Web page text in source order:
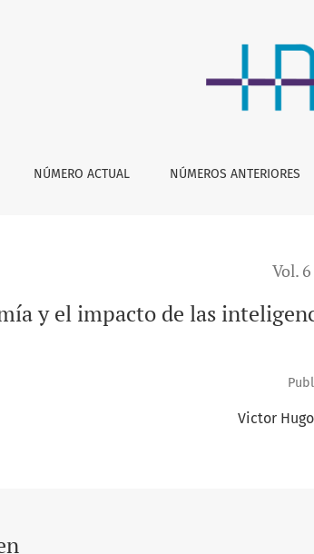
de las inteligencias artificiales en el trabajo
NÚMERO ACTUAL NÚMEROS ANTERIORES
Vol.
y el impacto de las
Victor